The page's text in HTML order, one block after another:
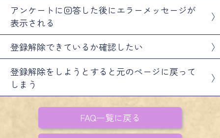
アンケートに回答した後にエラーメッセージが
表示される
登録解除できているか確認したい
登録解除をしようとすると元のページに戻って
しまう
FAQ一覧に戻る